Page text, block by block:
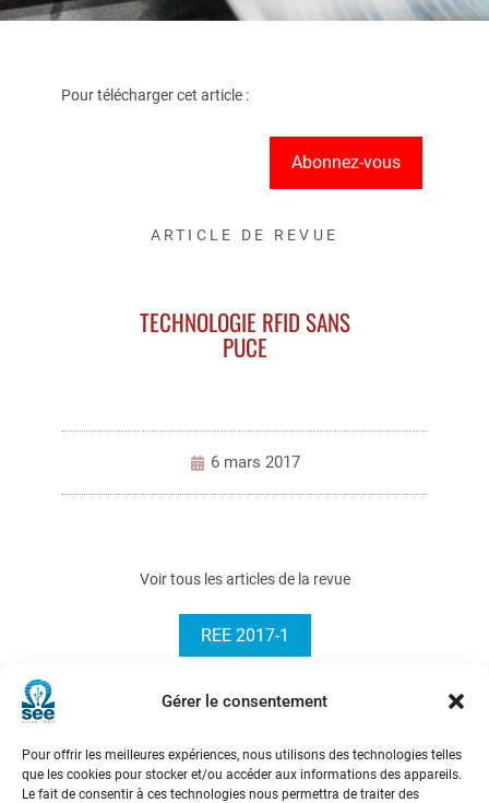
Gérer le consentement
Pour offrir les meilleures expériences, nous utilisons des technologies telles
que les cookies pour stocker et/ou accéder aux informations des appareils.
Le fait de consentir à ces technologies nous permettra de traiter des
Pour télécharger cet article :
Abonnez-vous
ARTICLE DE REVUE
TECHNOLOGIE RFID SANS
PUCE
6 mars 2017
Voir tous les articles de la revue
REE 2017-1